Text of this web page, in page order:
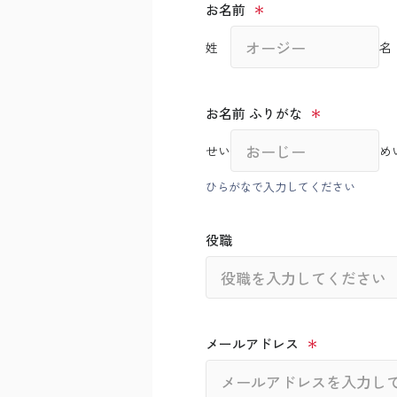
お名前
姓 名
お名前 ふりがな
せい め
ひらがなで入力してください
役職
メールアドレス